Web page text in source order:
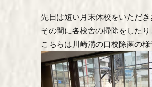
先日は短い月末休校をいただき
その間に各校舎の掃除をした
こちらは川崎溝の口校除菌の様